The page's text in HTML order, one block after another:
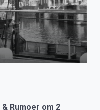
& Rumoer om 2